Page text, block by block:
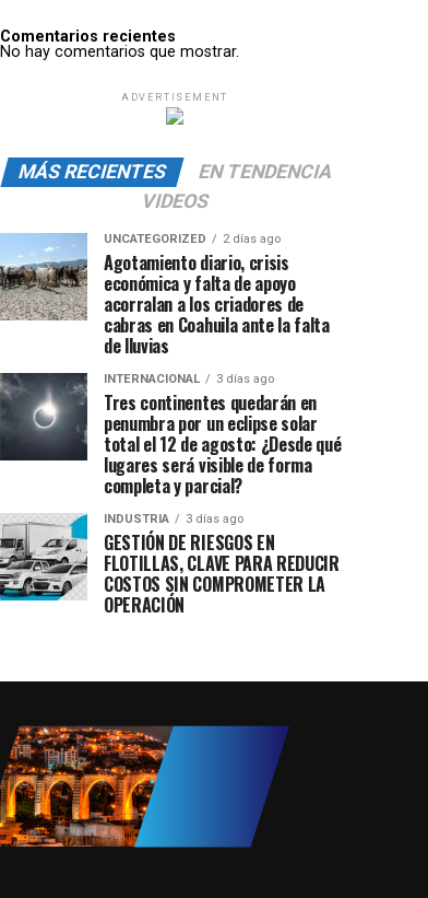
Comentarios recientes
No hay comentarios que mostrar.
ADVERTISEMENT
MÁS RECIENTES
EN TENDENCIA
VIDEOS
UNCATEGORIZED 2 días ago
Agotamiento diario, crisis
económica y falta de apoyo
acorralan a los criadores de
cabras en Coahuila ante la falta
de lluvias
INTERNACIONAL 3 días ago
Tres continentes quedarán en
penumbra por un eclipse solar
total el 12 de agosto: ¿Desde qué
lugares será visible de forma
completa y parcial?
INDUSTRIA 3 días ago
GESTIÓN DE RIESGOS EN
FLOTILLAS, CLAVE PARA REDUCIR
COSTOS SIN COMPROMETER LA
OPERACIÓN